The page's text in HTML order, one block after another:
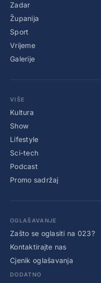
Zadar
Županija
Sport
Vrijeme
Galerije
VIŠE
Kultura
Show
Lifestyle
Sci-tech
Podcast
Promo sadržaj
OGLAŠAVANJE
Zašto se oglasiti na 023?
Kontaktirajte nas
Cjenik oglašavanja
DODATNO